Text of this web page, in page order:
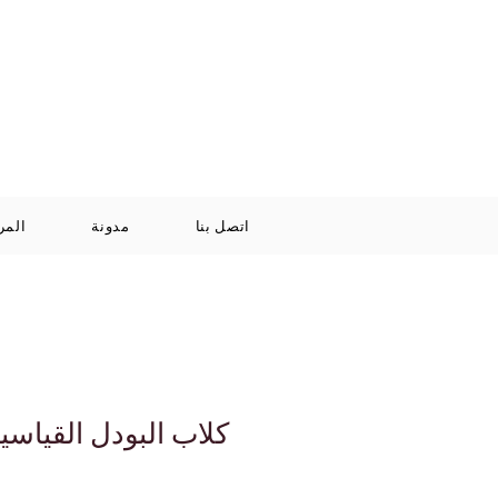
مدونة اتصل بنا
كلاب البودل